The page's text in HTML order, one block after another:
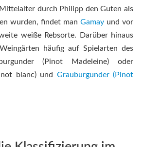
durch Philipp den Guten als
wurden, findet man Gamay und vor
weiße Rebsorte. Darüber hinaus
häufig auf Spielarten des
(Pinot Madeleine) oder
blanc) und Grauburgunder (Pinot